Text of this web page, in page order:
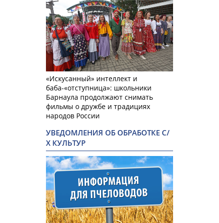
«Искусанный» интеллект и
баба-«отступница»: школьники
Барнаула продолжают снимать
фильмы о дружбе и традициях
народов России
УВЕДОМЛЕНИЯ ОБ ОБРАБОТКЕ С/
Х КУЛЬТУР